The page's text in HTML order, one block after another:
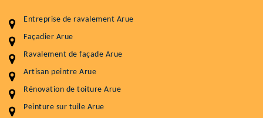
Entreprise de ravalement Arue
Façadier Arue
Ravalement de façade Arue
Artisan peintre Arue
Rénovation de toiture Arue
Peinture sur tuile Arue
Entretenir votre toiture, c'est préserver sa
Plus de 15 ans d'expérience en couverture et facade
Service